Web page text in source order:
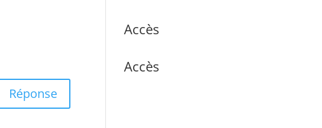
Réponse
Accès
Accès